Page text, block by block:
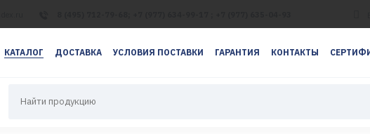
КАТАЛОГ ДОСТАВКА УСЛОВИЯ ПОСТАВКИ ГАРАНТИЯ КОНТАКТЫ